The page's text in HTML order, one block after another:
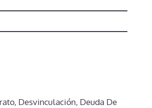
, Desvinculación, Deuda De